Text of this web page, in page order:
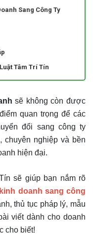
Sang Công Ty
Tâm Trí Tín
sẽ không còn được
quan trọng để các
đổi sang công ty
chuyên nghiệp và bền
hiện đại.
sẽ giúp bạn nắm rõ
doanh sang công
thủ tục pháp lý, mẫu
viết dành cho doanh
cho biết!